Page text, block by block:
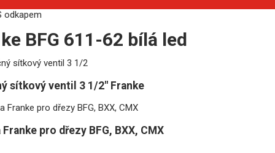
odkapem
BFG 611-62 bílá led
sítkový ventil 3 1/2" Franke
pro dřezy BFG, BXX, CMX